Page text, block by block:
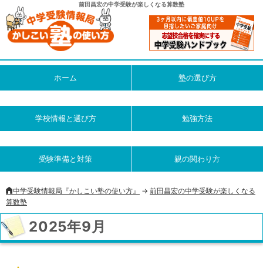
前田昌宏の中学受験が楽しくなる算数塾
ホーム 塾の選び方
学校情報と選び方 勉強方法
受験準備と対策 親の関わり方
中学受験情報局『かしこい塾の使い方』 -> 前田昌宏の中学受験が楽しくなる
算数塾
2025年9月